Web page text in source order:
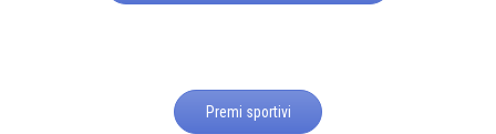
Premi sportivi